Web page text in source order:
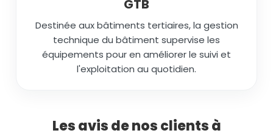
GTB
Destinée aux bâtiments tertiaires, la gestion
technique du bâtiment supervise les
équipements pour en améliorer le suivi et
l'exploitation au quotidien.
Les avis de nos clients à